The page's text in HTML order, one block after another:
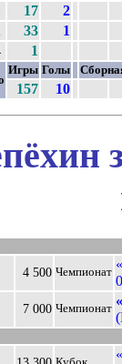
17
2
33
1
1
Игры Голы
157 10
4 500 Чемпионат
7 000 Чемпионат